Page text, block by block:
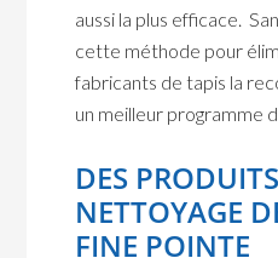
aussi la plus efficace.
cette méthode pour
fabricants de tapis la
un meilleur programme
DES
NETTOYAGE
FINE POINTE